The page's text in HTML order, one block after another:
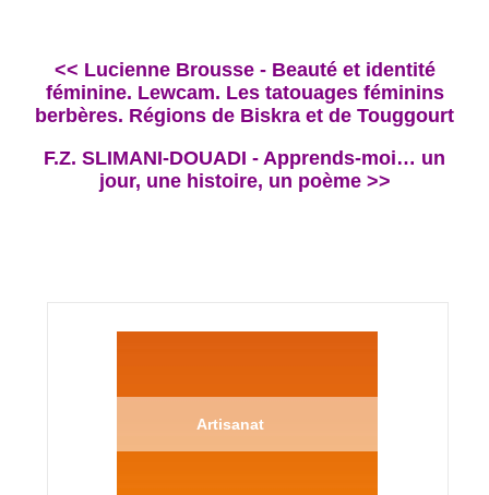
<< Lucienne Brousse - Beauté et identité
féminine. Lewcam. Les tatouages féminins
berbères. Régions de Biskra et de Touggourt
F.Z. SLIMANI-DOUADI - Apprends-moi… un
jour, une histoire, un poème >>
Artisanat